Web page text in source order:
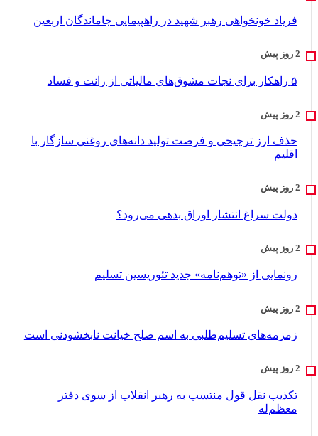
فریاد خونخواهی رهبر شهید در راهپیمایی جاماندگان اربعین
۵ راهکار برای نجات مشوق‌های مالیاتی از رانت و فساد
حذف ارز ترجیحی و فرصت تولید دانه‌های روغنی سازگار با
اقلیم
دولت سراغ انتشار اوراق بدهی می‌رود؟
رونمایی از «توهم‌نامه» جدید تئور‌یسین تسلیم
زمزمه‌های تسلیم‌طلبی به اسم صلح خیانت نابخشودنی است
تکذیب نقل قول منتسب به رهبر انقلاب از سوی دفتر
معظم‌له